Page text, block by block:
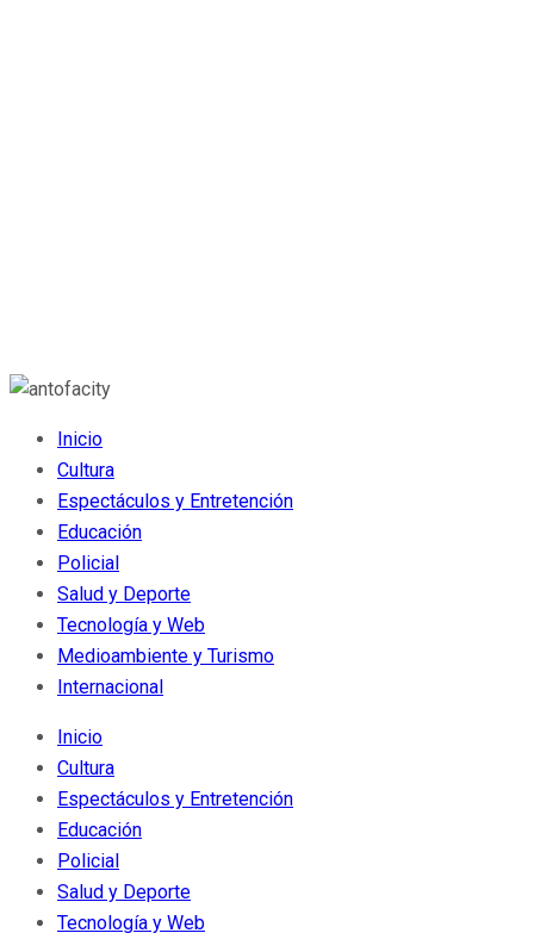
Inicio
Cultura
Espectáculos y Entretención
Educación
Policial
Salud y Deporte
Tecnología y Web
Medioambiente y Turismo
Internacional
Inicio
Cultura
Espectáculos y Entretención
Educación
Policial
Salud y Deporte
Tecnología y Web